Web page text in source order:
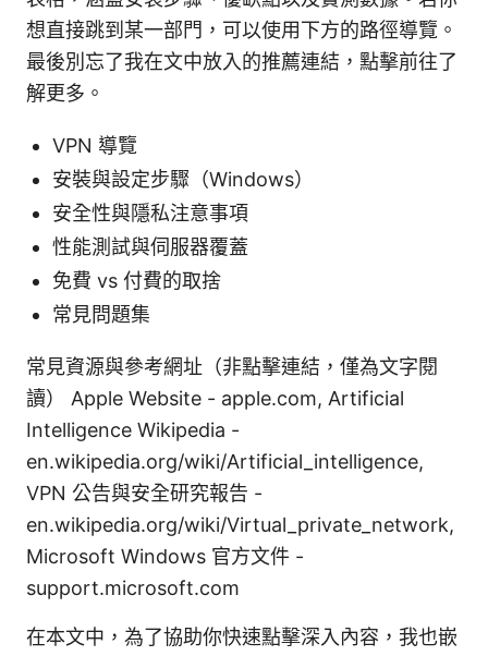
想直接跳到某一部門，可以使用下方的路徑導覽。
最後別忘了我在文中放入的推薦連結，點擊前往了
解更多。
VPN 導覽
安裝與設定步驟（Windows）
安全性與隱私注意事項
性能測試與伺服器覆蓋
免費 vs 付費的取捨
常見問題集
常見資源與參考網址（非點擊連結，僅為文字閱
讀） Apple Website - apple.com, Artificial
Intelligence Wikipedia -
en.wikipedia.org/wiki/Artificial_intelligence,
VPN 公告與安全研究報告 -
en.wikipedia.org/wiki/Virtual_private_network,
Microsoft Windows 官方文件 -
support.microsoft.com
在本文中，為了協助你快速點擊深入內容，我也嵌